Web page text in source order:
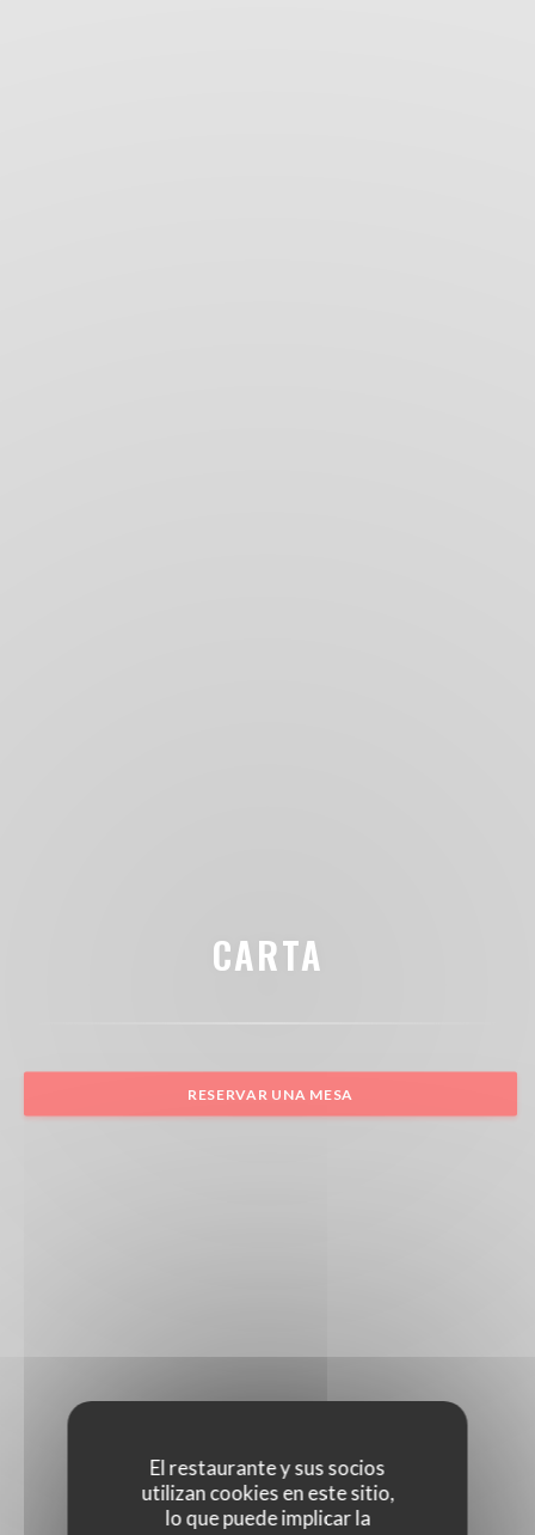
El restaurante y sus socios
utilizan cookies en este sitio,
lo que puede implicar la
CARTA
RESERVAR UNA MESA